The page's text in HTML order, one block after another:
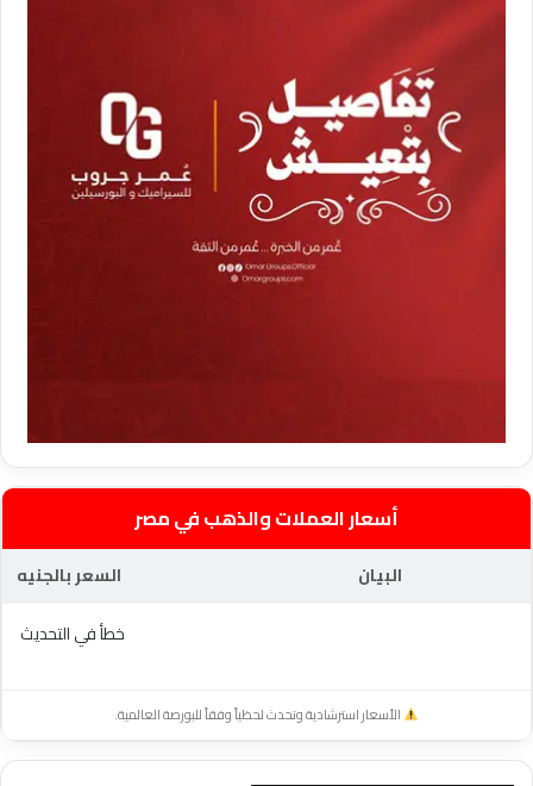
أسعار العملات والذهب في مصر
البيان
السعر بالجنيه
خطأ في التحديث
الأسعار استرشادية وتحدث لحظياً وفقاً للبورصة العالمية.